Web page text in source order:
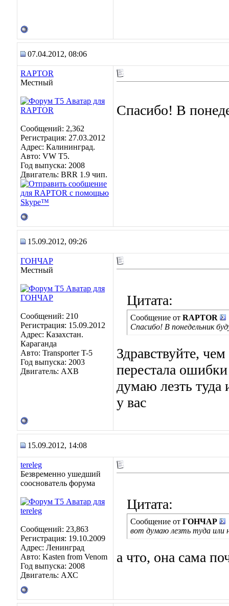
07.04.2012, 08:06
RAPTOR
Местный
Сообщений: 2,362
Регистрация: 27.03.2012
Адрес: Калининград.
Авто: VW Т5.
Год выпуска: 2008
Двигатель: BRR 1.9 чип.
Спасибо! В
15.09.2012, 09:26
ГОНЧАР
Местный
Сообщений: 210
Регистрация: 15.09.2012
Адрес: Казахстан.
Караганда
Авто: Transporter T-5
Год выпуска: 2003
Двигатель: AXB
Цитата:
Сообщение от RAPTOR
Спасибо! В понедельник
Здравствуйте,
перестала ошибки
думаю лезть туда
у вас
15.09.2012, 14:08
tereleg
Безвременно ушедший
сооснователь форума
Сообщений: 23,863
Регистрация: 19.10.2009
Адрес: Ленинград
Авто: Kasten from Venom
Год выпуска: 2008
Двигатель: АХС
Цитата:
Сообщение от ГОНЧАР
вот думаю лезть туда или
а что, она сама